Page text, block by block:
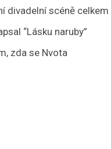
divadelní scéně celkem
“Lásku naruby”
zda se Nvota